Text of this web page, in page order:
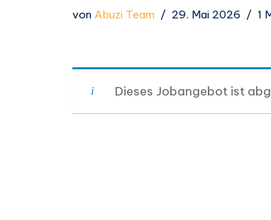
von Abuzi Team 29. Mai 2026 1
Dieses Jobangebot ist